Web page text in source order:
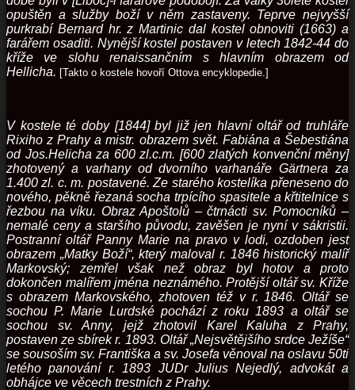
opuštěn a služby boží v něm zastaveny. Teprve nejvyšší
purkrabí Bernard hr. z Martinic dal kostel obnoviti (1663) a
farářem osaditi. Nynější kostel postaven v letech 1842-44 do
kříže ve slohu renaissančním s hlavním obrazem od
Hellicha. [Takto o kostele hovoří Ottova encyklopedie.]
V kostele té doby [1844] byl již jen hlavní oltář od truhláře
Rixiho z Prahy a mistr. obrazem svět. Fabiána a Šebestiána
od Jos.Helicha za 600 zl.c.m. [600 zlatých konvenční měny]
zhotovený a varhany od dvorního varhanáře Gärtnera za
1.400 zl. c. m. postavené. Ze starého kostelíka přeneseno do
nového, pěkně řezaná socha trpícího spasitele a křtitelnice s
řezbou na víku. Obraz Apoštolů – čtrnácti sv. Pomocníků –
nemalé ceny a staršího původu, zavěšen je nyní v sákristii.
Postranní oltář Panny Marie na pravo v lodi, ozdoben jest
obrazem „Matky Boží“, který maloval r. 1846 historický malíř
Markovský; zemřel však než obraz byl hotov a proto
dokončen malířem jména neznámého. Protější oltář sv. Kříže
s obrazem Markovského, zhotoven též v r. 1846. Oltář se
sochou P. Marie Lurdské pochází z roku 1893 a oltář se
sochou sv. Anny, jejž zhotovil Karel Kaluha z Prahy,
postaven ze sbírek r. 1893. Oltář „Nejsvětějšího srdce Ježíše“
se sousoším sv. Františka a sv. Josefa věnoval na oslavu 50ti
letého panování r. 1893 JUDr Julius Nejedlý, advokát a
obhájce ve věcech trestních z Prahy.